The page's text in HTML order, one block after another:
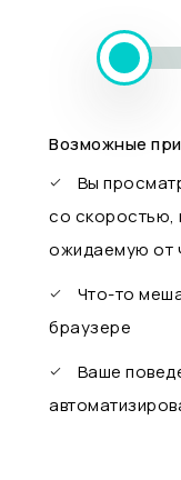
Возможные
Вы
со
ожидаемую от
Что-то
браузере
Ваше